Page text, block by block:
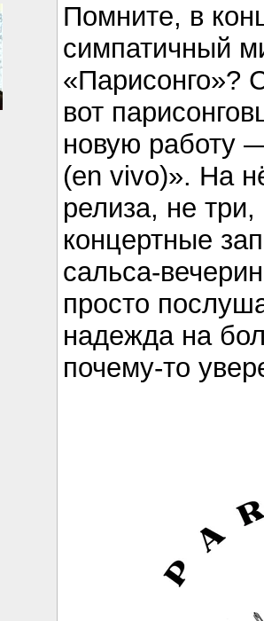
Помните, в
симпатичный
«Парисонго»?
вот
новую работу
(en vivo)». На
релиза, не
концертные
сальса-
просто
надежда на
почему-то